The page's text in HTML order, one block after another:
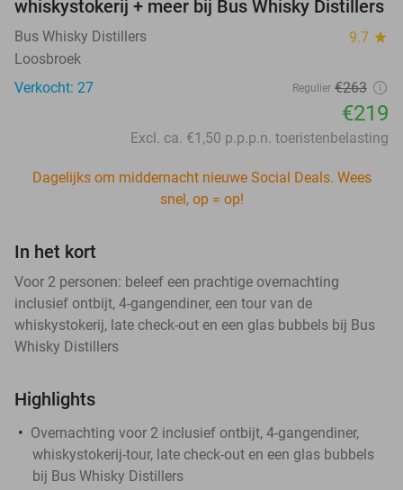
whiskystokerij + meer bij Bus Whisky Distillers
Bus Whisky Distillers 9.7 star
Loosbroek
Verkocht: 27
Regulier €263
€219
Excl. ca. €1,50 p.p.p.n. toeristenbelasting
Dagelijks om middernacht nieuwe Social Deals. Wees
snel, op = op!
In het kort
Voor 2 personen: beleef een prachtige overnachting
inclusief ontbijt, 4-gangendiner, een tour van de
whiskystokerij, late check-out en een glas bubbels bij Bus
Whisky Distillers
Highlights
Overnachting voor 2 inclusief ontbijt, 4-gangendiner,
whiskystokerij-tour, late check-out en een glas bubbels
bij Bus Whisky Distillers